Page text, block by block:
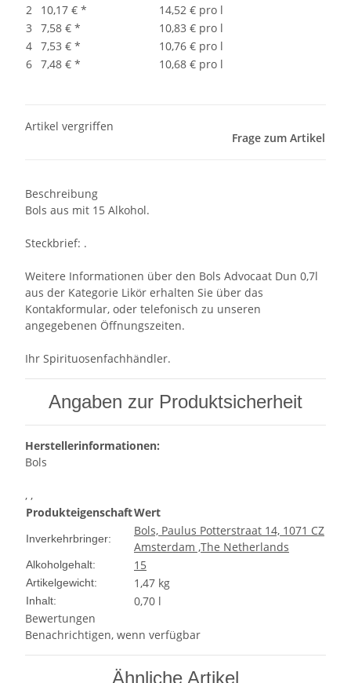
2
10,17 € *
14,52 € pro l
3
7,58 € *
10,83 € pro l
4 7,53 € *
10,76 € pro l
6 7,48 € * 10,68 € pro l
Artikel vergriffen
Frage zum Artikel
Beschreibung
Bols aus mit 15 Alkohol.
Steckbrief: .
Weitere Informationen über den Bols Advocaat Dun 0,7l
aus der Kategorie Likör erhalten Sie über das
Kontakformular, oder telefonisch zu unseren
angegebenen Öffnungszeiten.
Ihr Spirituosenfachhändler.
Angaben zur Produktsicherheit
Herstellerinformationen:
Bols
, ,
ProdukteigenschaftWert
Inverkehrbringer:
Bols, Paulus Potterstraat 14, 1071 CZ
Amsterdam ,The Netherlands
Alkoholgehalt: 15
Artikelgewicht: 1,47 kg
Inhalt:
0,70 l
Bewertungen
Benachrichtigen, wenn verfügbar
Ähnliche Artikel